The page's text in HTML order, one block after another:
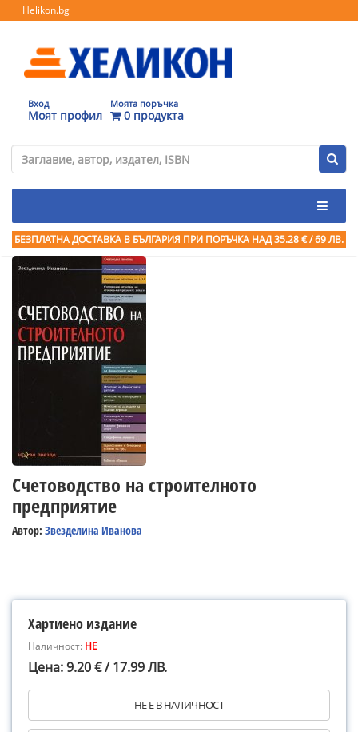
Helikon.bg
Вход
Моят профил
Моята поръчка
0 продукта
БЕЗПЛАТНА ДОСТАВКА В БЪЛГАРИЯ ПРИ ПОРЪЧКА НАД 35.28 € / 69 ЛВ.
Счетоводство на строителното
предприятие
Автор: Звезделина Иванова
Хартиено издание
Наличност: НЕ
Цена: 9.20 € / 17.99 ЛВ.
НЕ Е В НАЛИЧНОСТ